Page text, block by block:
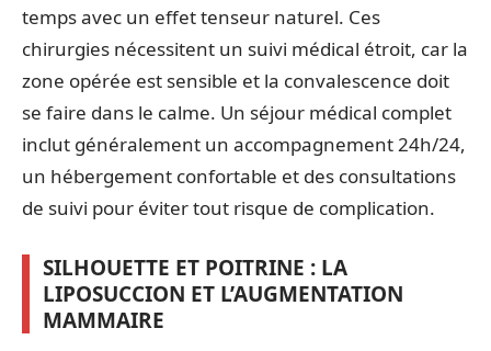
temps avec un effet tenseur naturel. Ces
chirurgies nécessitent un suivi médical étroit, car la
zone opérée est sensible et la convalescence doit
se faire dans le calme. Un séjour médical complet
inclut généralement un accompagnement 24h/24,
un hébergement confortable et des consultations
de suivi pour éviter tout risque de complication.
SILHOUETTE ET POITRINE : LA
LIPOSUCCION ET L’AUGMENTATION
MAMMAIRE